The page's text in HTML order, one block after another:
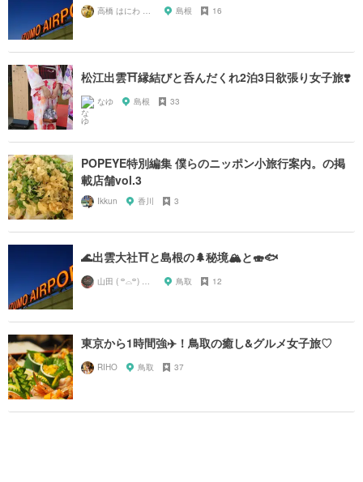
高橋 はにわ ブラックパンサー 島根 16
松江出雲⛩縁結びと呑んだくれ2泊3日欲張り女子旅❣️
なゆ 島根 33
POPEYE特別編集 僕らのニッポン小旅行案内。の掲
載店舗vol.3
Ikkun 香川 3
🌊出雲大社⛩と島根の🌲秘境🏔と🍣🐟
山田 ( ꒪⌓꒪) ストレンジ 鳥取 12
東京から1時間強✈️！鳥取の癒し&グルメ女子旅♡
RIHO 鳥取 37